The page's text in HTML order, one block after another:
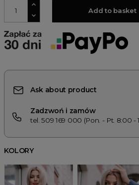
Add to basket
Ask about product
Zadzwoń i zamów
tel. 509 169 000 (Pon. - Pt. 8:00 -
KOLORY